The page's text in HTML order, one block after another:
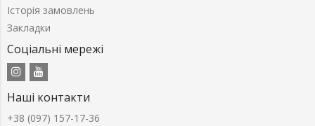
Історія замовлень
Закладки
Соціальні мережі
Наші контакти
+38 (097) 157-17-36